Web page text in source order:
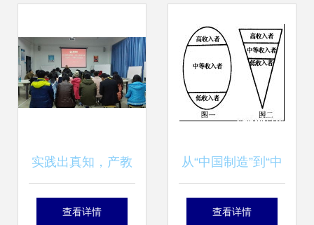
实践出真知，产教
促双赢——商学院
查看详情
从“中国制造”到“中
国创造” 创新驱动
查看详情